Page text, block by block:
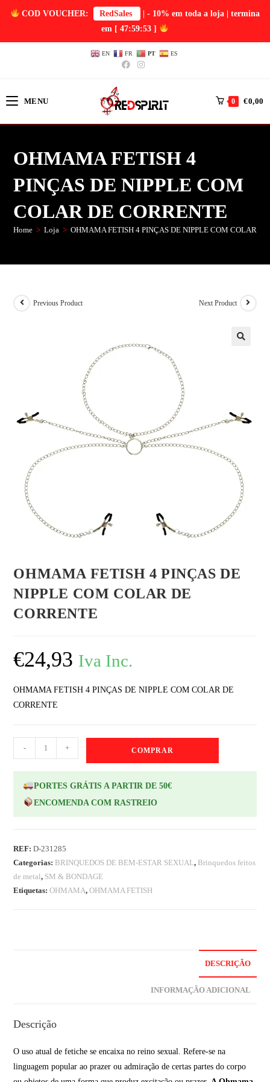
COD VOUCHER: RedSales
| - 10% em toda a loja | termina
em [ 47:59:53 ]
EN FR PT ES
MENU 0 €0,00
OHMAMA FETISH 4
PINÇAS DE NIPPLE COM
COLAR DE CORRENTE
Home > Loja > OHMAMA FETISH 4 PINÇAS DE NIPPLE COM COLAR
Previous Product Next Product
OHMAMA FETISH 4 PINÇAS DE
NIPPLE COM COLAR DE
CORRENTE
€24,93 Iva Inc.
OHMAMA FETISH 4 PINÇAS DE NIPPLE COM COLAR DE
CORRENTE
- + COMPRAR
PORTES GRÁTIS A PARTIR DE 50€
ENCOMENDA COM RASTREIO
REF:D-231285
Categorias: BRINQUEDOS DE BEM-ESTAR SEXUAL, Brinquedos feitos
de metal, SM & BONDAGE
Etiquetas:OHMAMA,OHMAMA FETISH
DESCRIÇÃO
INFORMAÇÃO ADICIONAL
Descrição
O uso atual de fetiche se encaixa no reino sexual. Refere-se na
linguagem popular ao prazer ou admiração de certas partes do corpo